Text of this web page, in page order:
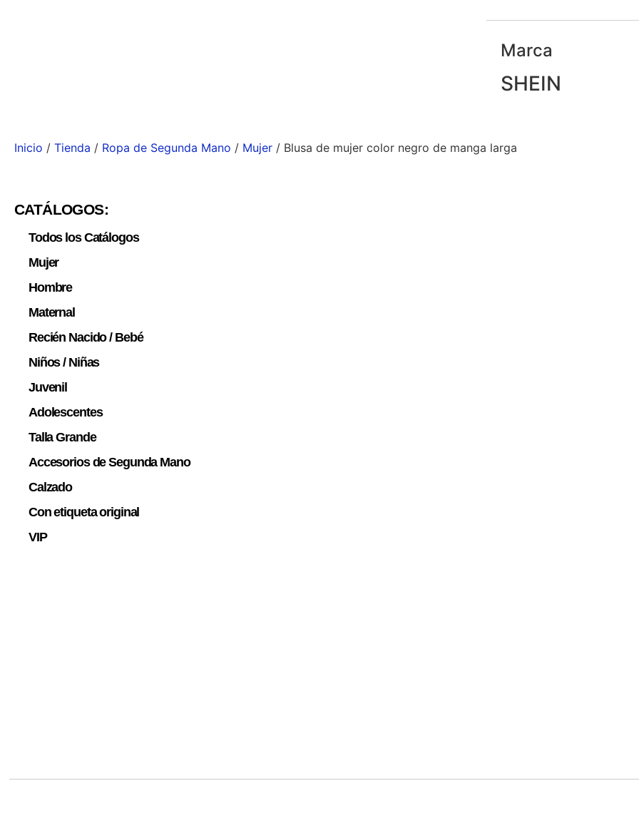
Marca
SHEIN
Inicio / Tienda / Ropa de Segunda Mano / Mujer / Blusa de mujer color negro de manga larga
CATÁLOGOS:
Todos los Catálogos
Mujer
Hombre
Maternal
Recién Nacido / Bebé
Niños / Niñas
Juvenil
Adolescentes
Talla Grande
Accesorios de Segunda Mano
Calzado
Con etiqueta original
VIP